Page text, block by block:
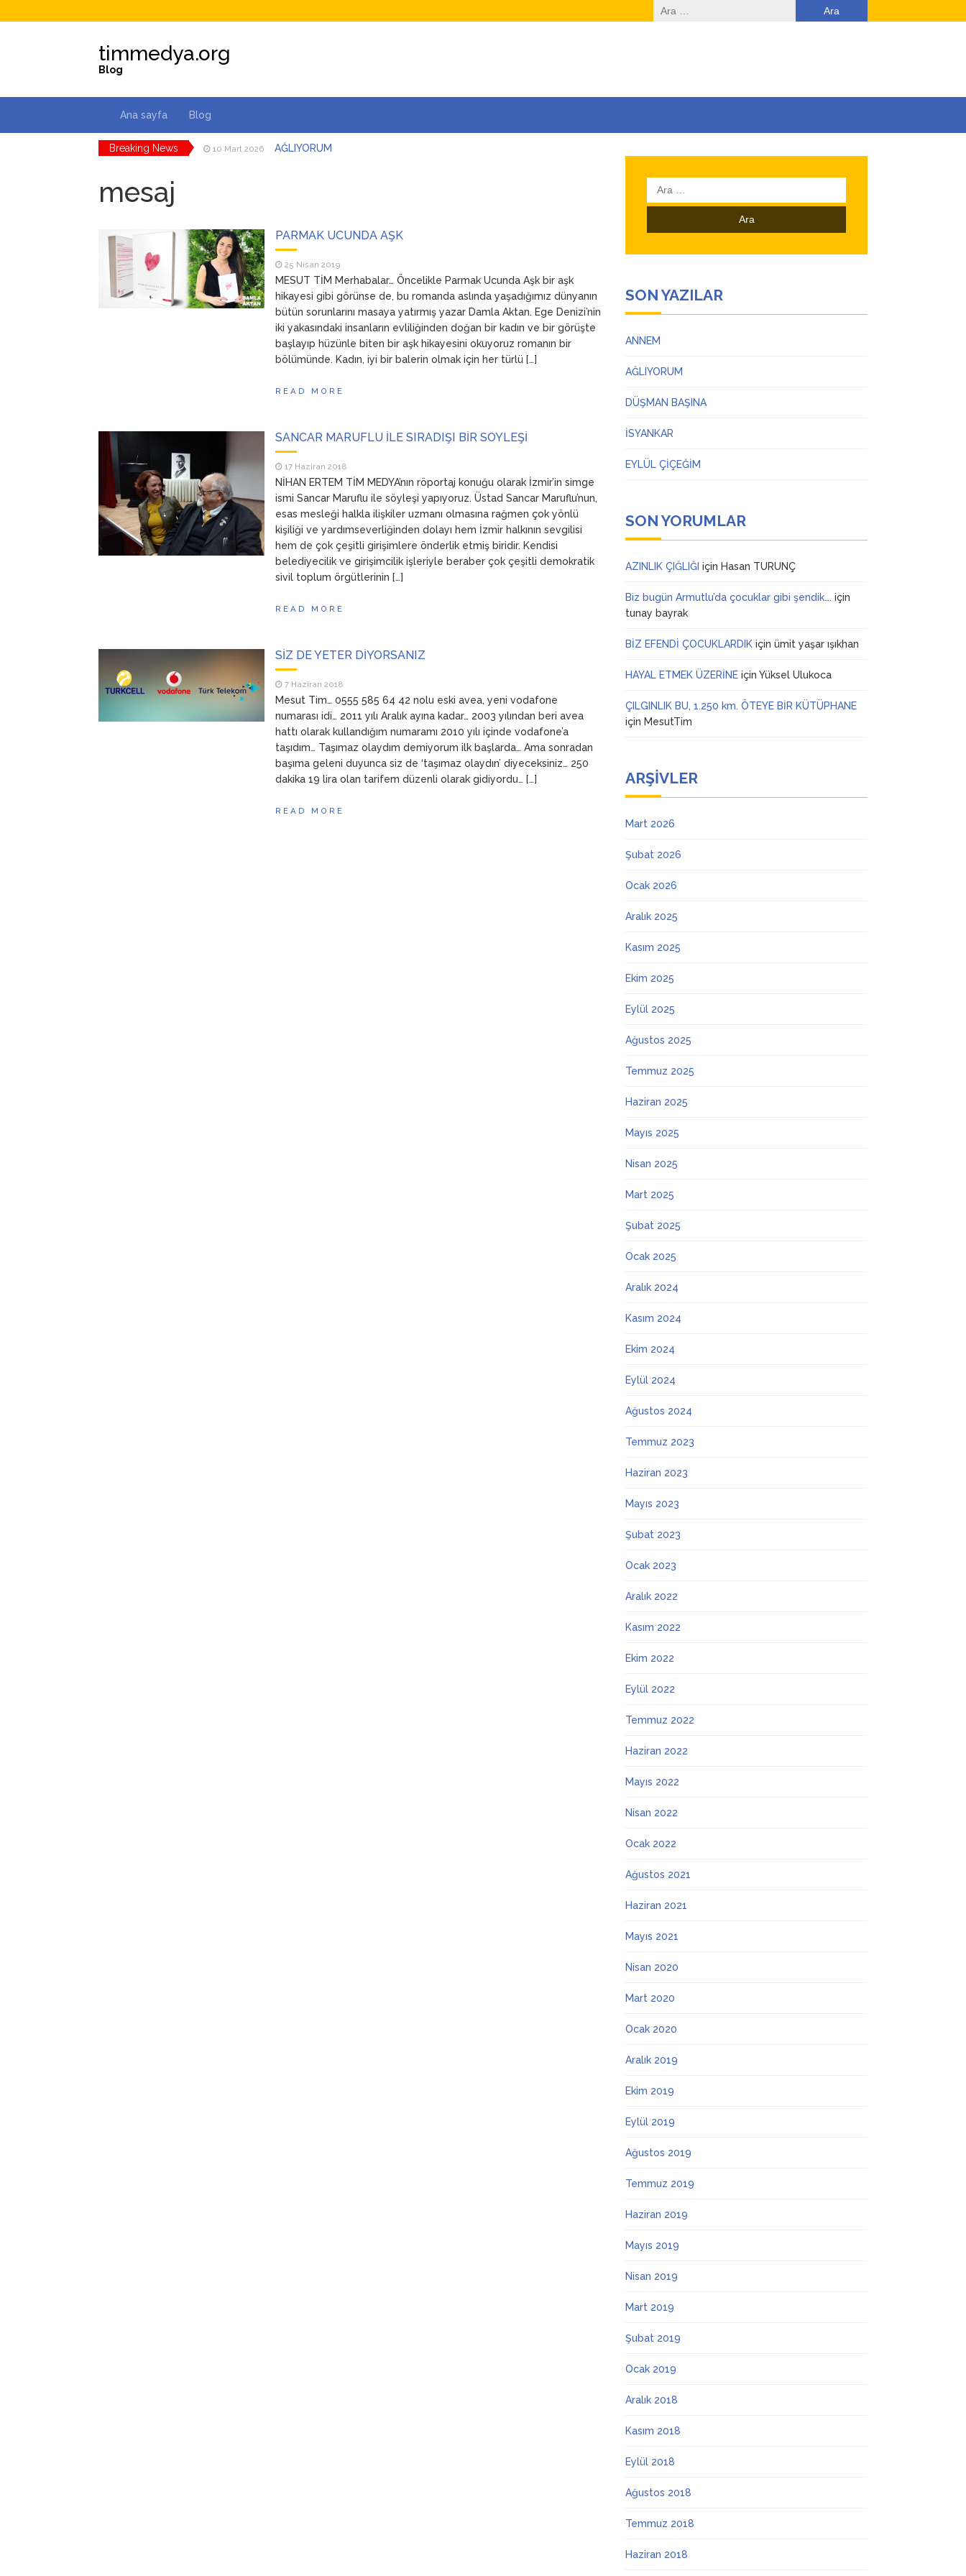
Arama:
timmedya.org
Blog
Ana sayfa Blog
Breaking News 10 Mart 2026 AĞLIYORUM
23 Mart 2026
mesaj
PARMAK UCUNDA AŞK
25 Nisan 2019
MESUT TİM Merhabalar… Öncelikle Parmak Ucunda Aşk bir aşk
hikayesi gibi görünse de, bu romanda aslında yaşadığımız dünyanın
bütün sorunlarını masaya yatırmış yazar Damla Aktan. Ege Denizi’nin
iki yakasındaki insanların evliliğinden doğan bir kadın ve bir görüşte
başlayıp hüzünle biten bir aşk hikayesini okuyoruz romanın bir
bölümünde. Kadın, iyi bir balerin olmak için her türlü […]
READ MORE
SANCAR MARUFLU İLE SIRADIŞI BİR SÖYLEŞİ
17 Haziran 2018
NİHAN ERTEM TİM MEDYA’nın röportaj konuğu olarak İzmir’in simge
ismi Sancar Maruflu ile söyleşi yapıyoruz. Üstad Sancar Maruflu’nun,
esas mesleği halkla ilişkiler uzmanı olmasına rağmen çok yönlü
kişiliği ve yardımseverliğinden dolayı hem İzmir halkının sevgilisi
hem de çok çeşitli girişimlere önderlik etmiş biridir. Kendisi
belediyecilik ve girişimcilik işleriyle beraber çok çeşitli demokratik
sivil toplum örgütlerinin […]
READ MORE
SİZ DE YETER DİYORSANIZ
7 Haziran 2018
Mesut Tim… 0555 585 64 42 nolu eski avea, yeni vodafone
numarası idi… 2011 yılı Aralık ayına kadar… 2003 yılından beri avea
hattı olarak kullandığım numaramı 2010 yılı içinde vodafone’a
taşıdım… Taşımaz olaydım demiyorum ilk başlarda… Ama sonradan
başıma geleni duyunca siz de ‘taşımaz olaydın’ diyeceksiniz… 250
dakika 19 lira olan tarifem düzenli olarak gidiyordu… […]
READ MORE
Arama:
SON YAZILAR
ANNEM
AĞLIYORUM
DÜŞMAN BAŞINA
İSYANKAR
EYLÜL ÇİÇEĞİM
SON YORUMLAR
AZINLIK ÇIĞLIĞI için Hasan TURUNÇ
Biz bugün Armutlu’da çocuklar gibi şendik…. için
tunay bayrak
BİZ EFENDİ ÇOCUKLARDIK içinümit yaşar ışıkhan
HAYAL ETMEK ÜZERİNE içinYüksel Ulukoca
ÇILGINLIK BU, 1.250 km. ÖTEYE BİR KÜTÜPHANE
için MesutTim
ARŞIVLER
Mart 2026
Şubat 2026
Ocak 2026
Aralık 2025
Kasım 2025
Ekim 2025
Eylül 2025
Ağustos 2025
Temmuz 2025
Haziran 2025
Mayıs 2025
Nisan 2025
Mart 2025
Şubat 2025
Ocak 2025
Aralık 2024
Kasım 2024
Ekim 2024
Eylül 2024
Ağustos 2024
Temmuz 2023
Haziran 2023
Mayıs 2023
Şubat 2023
Ocak 2023
Aralık 2022
Kasım 2022
Ekim 2022
Eylül 2022
Temmuz 2022
Haziran 2022
Mayıs 2022
Nisan 2022
Ocak 2022
Ağustos 2021
Haziran 2021
Mayıs 2021
Nisan 2020
Mart 2020
Ocak 2020
Aralık 2019
Ekim 2019
Eylül 2019
Ağustos 2019
Temmuz 2019
Haziran 2019
Mayıs 2019
Nisan 2019
Mart 2019
Şubat 2019
Ocak 2019
Aralık 2018
Kasım 2018
Eylül 2018
Ağustos 2018
Temmuz 2018
Haziran 2018